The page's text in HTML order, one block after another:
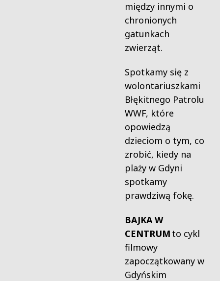
między innymi o
chronionych
gatunkach
zwierząt.
Spotkamy się z
wolontariuszkami
Błękitnego Patrolu
WWF, które
opowiedzą
dzieciom o tym, co
zrobić, kiedy na
plaży w Gdyni
spotkamy
prawdziwą fokę.
BAJKA W
CENTRUM to cykl
filmowy
zapoczątkowany w
Gdyńskim